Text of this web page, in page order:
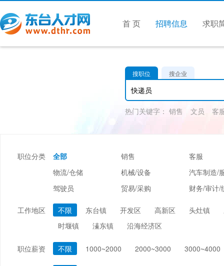
首 页 招聘信息 求职
搜职位 搜企业
热门关键字： 销售 文员 客
职位分类 全部 销售
客服
物流/仓储
机械/设备
汽车制造/
驾驶员
贸易/采购
财务/审计/
美容/美发
市场/媒介/公关
广告/会展/咨询
能源/电力/矿产
环保
工作地区 不限 东台镇 开发区 高新区 头灶镇
时堰镇
溱东镇 沿海经济区
职位薪资 不限 1000~2000 2000~3000 3000~4000